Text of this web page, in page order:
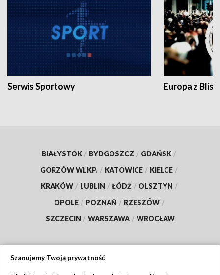
Serwis Sportowy Europa z
BIAŁYSTOK / BYDGOSZCZ / GDAŃSK /
GORZÓW WLKP. / KATOWICE / KIELCE /
KRAKÓW / LUBLIN / ŁÓDŹ / OLSZTYN /
OPOLE / POZNAŃ / RZESZÓW /
SZCZECIN / WARSZAWA / WROCŁAW
Szanujemy Twoją prywatność